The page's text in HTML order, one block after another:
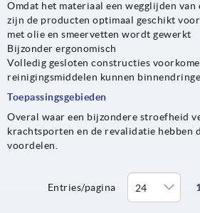
Omdat het materiaal een wegglijden van
zijn de producten optimaal geschikt
met olie en smeervetten wordt gewerkt
Bijzonder ergonomisch
Volledig gesloten constructies
reinigingsmiddelen kunnen
Toepassingsgebieden
Overal waar een bijzondere stroefheid
krachtsporten en de revalidatie hebben
voordelen.
Entries/pagina